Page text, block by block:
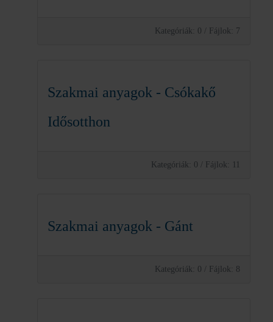
Kategóriák: 0 / Fájlok: 7
Szakmai anyagok - Csókakő
Idősotthon
Kategóriák: 0 / Fájlok: 11
Szakmai anyagok - Gánt
Kategóriák: 0 / Fájlok: 8